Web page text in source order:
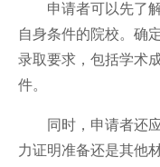
申请者可以先了解
自身条件的院校。确
录取要求，包括学术
件。
同时，申请者还应
力证明准备还是其他